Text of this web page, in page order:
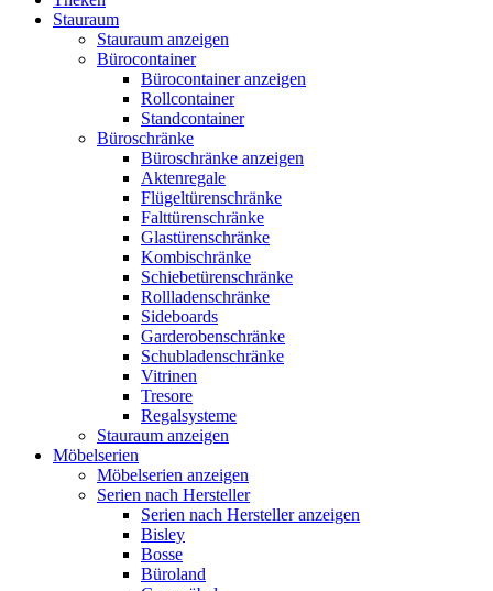
Stauraum
Stauraum anzeigen
Bürocontainer
Bürocontainer anzeigen
Rollcontainer
Standcontainer
Büroschränke
Büroschränke anzeigen
Aktenregale
Flügeltürenschränke
Falttürenschränke
Glastürenschränke
Kombischränke
Schiebetürenschränke
Rollladenschränke
Sideboards
Garderobenschränke
Schubladenschränke
Vitrinen
Tresore
Regalsysteme
Stauraum anzeigen
Möbelserien
Möbelserien anzeigen
Serien nach Hersteller
Serien nach Hersteller anzeigen
Bisley
Bosse
Büroland